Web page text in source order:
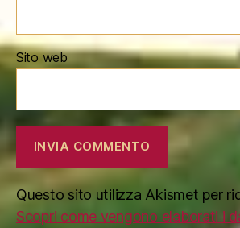
Sito web
Questo sito utilizza Akismet per
Scopri come vengono elaborati i